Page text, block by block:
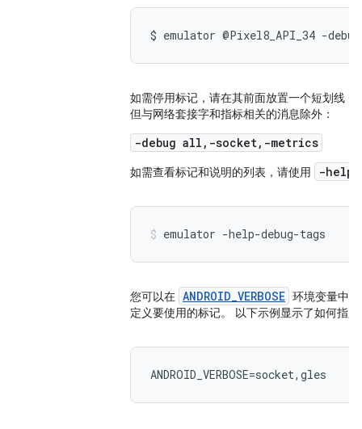
$ emulator @Pixel8_API_34 -
如需停用标记，请在其前面放置一个短划线
但与网络套接字和指标相关的消息除外：
-debug all,-socket,-metrics
如需查看标记和说明的列表，请使用 -help-
emulator -help-debug-tags
您可以在 ANDROID_VERBOSE 环境变量中
定义要使用的标记。 以下示例显示了如何指定
ANDROID_VERBOSE=socket,gles